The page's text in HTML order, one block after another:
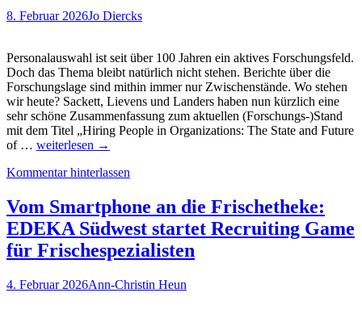
Recrutainment
Videocast
#13
8. Februar 2026Jo Diercks
Personalauswahl ist seit über 100 Jahren ein aktives Forschungsfeld.
Doch das Thema bleibt natürlich nicht stehen. Berichte über die
Forschungslage sind mithin immer nur Zwischenstände. Wo stehen
wir heute? Sackett, Lievens und Landers haben nun kürzlich eine
sehr schöne Zusammenfassung zum aktuellen (Forschungs-)Stand
mit dem Titel „Hiring People in Organizations: The State and Future
of … Eignungsdiagnostik
Vorhersagekraft
Auswahlmethoden
–
zum
aktuellen
Stand
Forschung
weiterlesen →
Kommentar hinterlassen
Vom Smartphone an die Frischetheke:
EDEKA Südwest startet Recruiting Game
für Frischespezialisten
4. Februar 2026Ann-Christin Heun